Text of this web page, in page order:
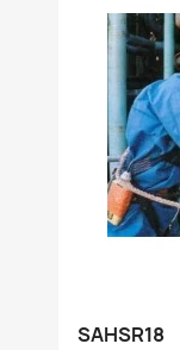
SAHSR18